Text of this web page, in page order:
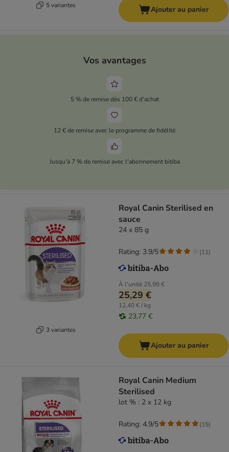
5 variantes Ajouter au panier
Vos avantages
5 % de remise dès 100 € d'achat
12 € de remise avec le programme de fidélité
Jusqu'à 7 % de remise avec l'abonnement bitiba
3 variantes
Royal Canin Sterilised en
sauce
24 x 85 g
À l'unité 25,98 €
25,29 €
12,40 € / kg
23,77 €
Rating: 3.9/5 (11)
Ajouter au panier
Royal Canin Medium
Sterilised
lot % : 2 x 12 kg
Rating: 4.9/5 (15)